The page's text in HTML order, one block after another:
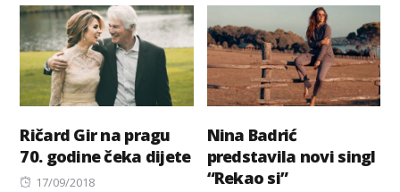
Ričard Gir na pragu
70. godine čeka dijete
Posted
17/09/2018
Nina Badrić
predstavila novi singl
“Rekao si”